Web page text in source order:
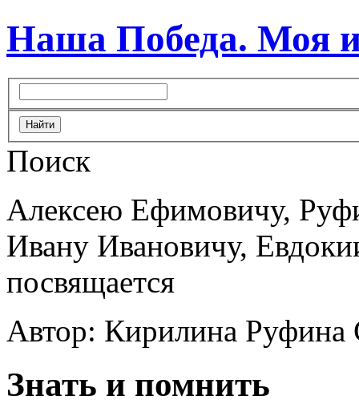
Наша Победа. Моя
Поиск
Алексею Ефимовичу,
Ивану Ивановичу,
посвящается
Автор: Кирилина Руфина
Знать и помнить